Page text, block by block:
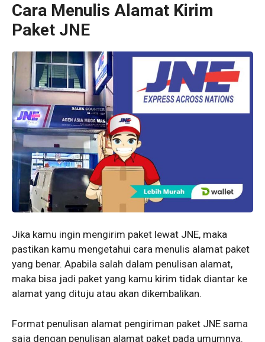
Cara Menulis Alamat Kirim
Paket JNE
Jika kamu ingin mengirim paket lewat JNE, maka
pastikan kamu mengetahui cara menulis alamat paket
yang benar. Apabila salah dalam penulisan alamat,
maka bisa jadi paket yang kamu kirim tidak diantar ke
alamat yang dituju atau akan dikembalikan.
Format penulisan alamat pengiriman paket JNE sama
saja dengan penulisan alamat paket pada umumnya.